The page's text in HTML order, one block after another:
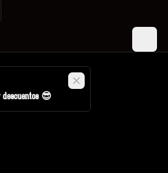
descuentos 😎